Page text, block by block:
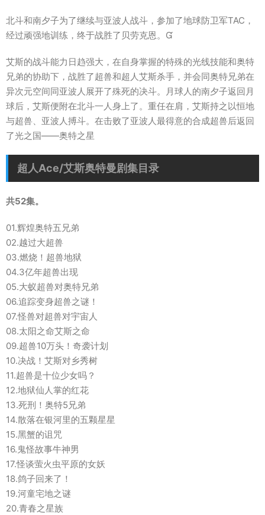
北斗和南夕子为了继续与亚波人战斗，参加了地球防卫军TAC，
经过顽强地训练，终于战胜了贝劳克恩。
艾斯的战斗能力日趋强大，在自身掌握的特殊的光线技能和奥特
兄弟的协助下，战胜了超兽和超人艾斯杀手，并会同奥特兄弟在
异次元空间同亚波人展开了殊死的决斗。月球人的南夕子返回月
球后，艾斯便附在北斗一人身上了。重任在肩，艾斯持之以恒地
与超兽、亚波人搏斗。在击败了亚波人最得意的合成超兽后返回
了光之国——奥特之星
超人Ace/艾斯奥特曼剧集目录
共52集。
01.辉煌奥特五兄弟
02.越过大超兽
03.燃烧！超兽地狱
04.3亿年超兽出现
05.大蚁超兽对奥特兄弟
06.追踪变身超兽之谜！
07.怪兽对超兽对宇宙人
08.太阳之命艾斯之命
09.超兽10万头！奇袭计划
10.决战！艾斯对乡秀树
11.超兽是十位少女吗？
12.地狱仙人掌的红花
13.死刑！奥特5兄弟
14.散落在银河里的五颗星星
15.黑蟹的诅咒
16.鬼怪故事牛神男
17.怪谈萤火虫平原的女妖
18.鸽子回来了！
19.河童宅地之谜
20.青春之星族